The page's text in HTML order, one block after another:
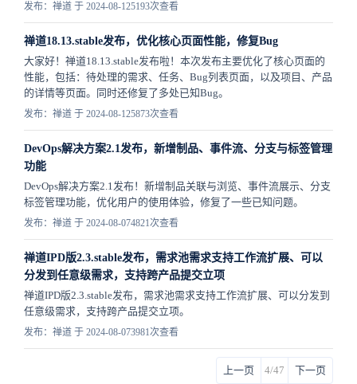
发布：禅道 于 2024-08-125193次查看
禅道18.13.stable发布，优化核心页面性能，修复Bug
大家好！禅道18.13.stable发布啦！本次发布主要优化了核心页面的
性能，包括：待处理的需求、任务、Bug列表页面，以及项目、产品
的详情等页面。同时还修复了多处已知Bug。
发布：禅道 于 2024-08-125873次查看
DevOps解决方案2.1发布，新增制品、事件流、分支与标签管理
功能
DevOps解决方案2.1发布！新增制品关联与浏览、事件流展示、分支
标签管理功能，优化用户的使用体验，修复了一些已知问题。
发布：禅道 于 2024-08-074821次查看
禅道IPD版2.3.stable发布，需求池需求支持工作流扩展、可以
分发到任意级需求，支持跨产品提交立项
禅道IPD版2.3.stable发布，需求池需求支持工作流扩展、可以分发到
任意级需求，支持跨产品提交立项。
发布：禅道 于 2024-08-073981次查看
上一页 4/47 下一页